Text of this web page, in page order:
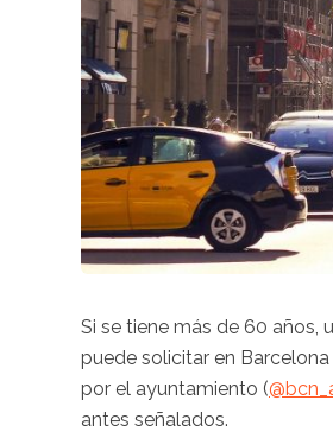
Si se tiene más de 60 años,
puede solicitar en
por el ayuntamiento (
antes señalados.